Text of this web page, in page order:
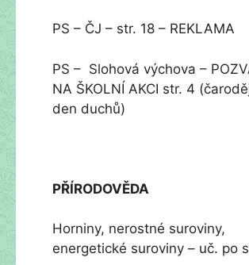
PS – ČJ – str. 18 – REKLAMA
PS – Slohová výchova –
NA ŠKOLNÍ AKCI str. 4
den duchů)
PŘÍRODOVĚDA
Horniny, nerostné suroviny,
energetické suroviny – uč. po